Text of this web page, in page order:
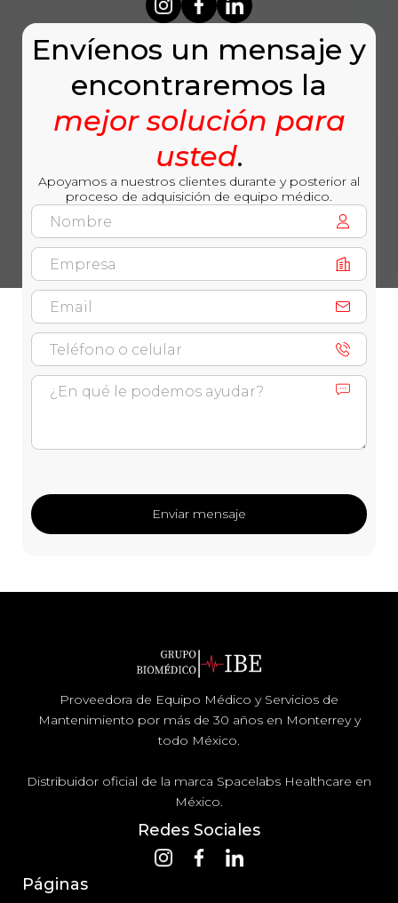
Envíenos un mensaje y
encontraremos la
mejor solución para
usted.
Apoyamos a nuestros clientes durante y posterior al
proceso de adquisición de equipo médico.
Proveedora de Equipo Médico y Servicios de
Mantenimiento por más de 30 años en Monterrey y
todo México.
Distribuidor oficial de la marca Spacelabs Healthcare en
México.
Redes Sociales
Páginas